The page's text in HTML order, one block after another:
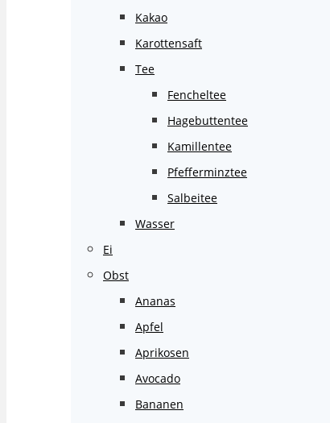
Kakao
Karottensaft
Tee
Fencheltee
Hagebuttentee
Kamillentee
Pfefferminztee
Salbeitee
Wasser
Ei
Obst
Ananas
Apfel
Aprikosen
Avocado
Bananen